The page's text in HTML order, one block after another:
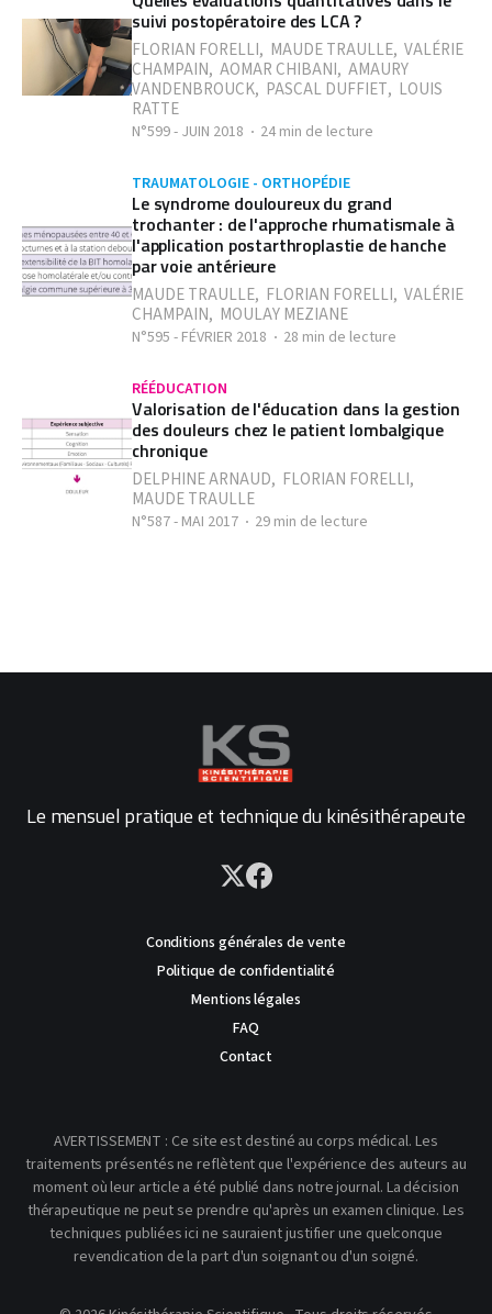
suivi postopératoire des LCA ?
FLORIAN FORELLI, MAUDE TRAULLE, VALÉRIE
CHAMPAIN, AOMAR CHIBANI, AMAURY
VANDENBROUCK, PASCAL DUFFIET, LOUIS
RATTE
N°599 - JUIN 2018 24 min de lecture
TRAUMATOLOGIE - ORTHOPÉDIE
Le syndrome douloureux du grand
trochanter : de l'approche rhumatismale à
l'application postarthroplastie de hanche
par voie antérieure
MAUDE TRAULLE, FLORIAN FORELLI, VALÉRIE
CHAMPAIN, MOULAY MEZIANE
N°595 - FÉVRIER 2018 28 min de lecture
RÉÉDUCATION
Valorisation de l'éducation dans la gestion
des douleurs chez le patient lombalgique
chronique
DELPHINE ARNAUD, FLORIAN FORELLI,
MAUDE TRAULLE
N°587 - MAI 2017 29 min de lecture
Le mensuel pratique et technique du kinésithérapeute
Conditions générales de vente
Politique de confidentialité
Mentions légales
FAQ
Contact
AVERTISSEMENT : Ce site est destiné au corps médical. Les
traitements présentés ne reflètent que l'expérience des auteurs au
moment où leur article a été publié dans notre journal. La décision
thérapeutique ne peut se prendre qu'après un examen clinique. Les
techniques publiées ici ne sauraient justifier une quelconque
revendication de la part d'un soignant ou d'un soigné.